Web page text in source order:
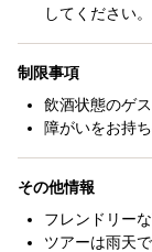
してください。
制限事項
飲酒状態のゲ
障がいをお持
その他情報
フレンドリー
ツアーは雨天